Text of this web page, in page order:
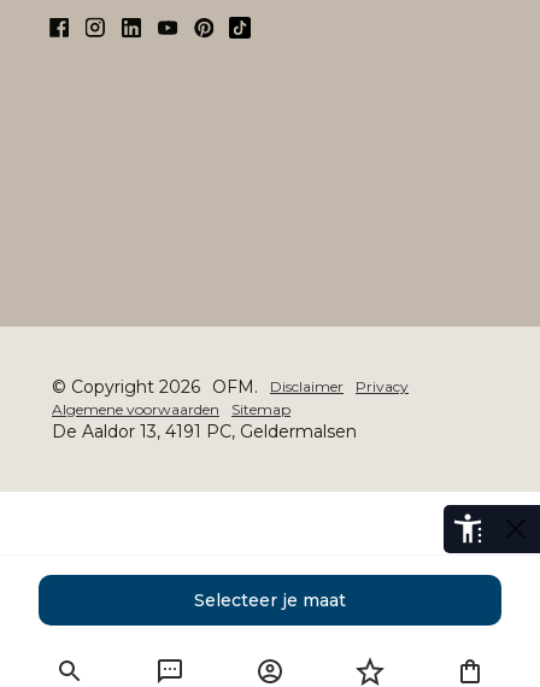
Selecteer je maat
© Copyright 2026 OFM. Disclaimer
Privacy
Algemene voorwaarden
Sitemap
De Aaldor 13, 4191 PC, Geldermalsen